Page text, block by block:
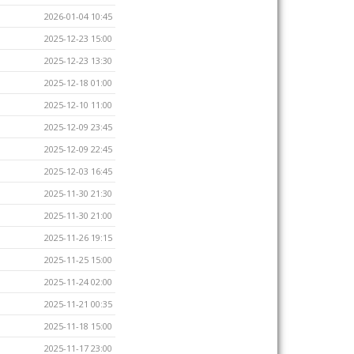
2026-01-04 10:45
2025-12-23 15:00
2025-12-23 13:30
2025-12-18 01:00
2025-12-10 11:00
2025-12-09 23:45
2025-12-09 22:45
2025-12-03 16:45
2025-11-30 21:30
2025-11-30 21:00
2025-11-26 19:15
2025-11-25 15:00
2025-11-24 02:00
2025-11-21 00:35
2025-11-18 15:00
2025-11-17 23:00